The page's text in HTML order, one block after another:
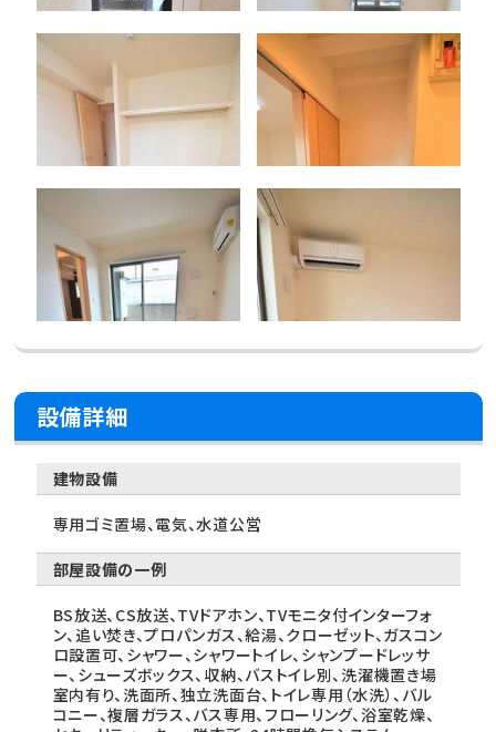
設備詳細
建物設備
専用ゴミ置場、電気、水道公営
部屋設備の一例
BS放送、CS放送、TVドアホン、TVモニタ付インターフォ
ン、追い焚き、プロパンガス、給湯、クローゼット、ガスコン
ロ設置可、シャワー、シャワートイレ、シャンプードレッサ
ー、シューズボックス、収納、バストイレ別、洗濯機置き場
室内有り、洗面所、独立洗面台、トイレ専用（水洗）、バル
コニー、複層ガラス、バス専用、フローリング、浴室乾燥、